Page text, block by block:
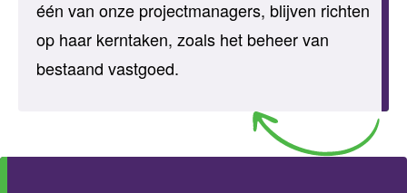
één van onze projectmanagers, blijven richten
op haar kerntaken, zoals het beheer van
bestaand vastgoed.